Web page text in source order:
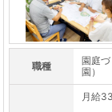
職種
園庭
園）
月給